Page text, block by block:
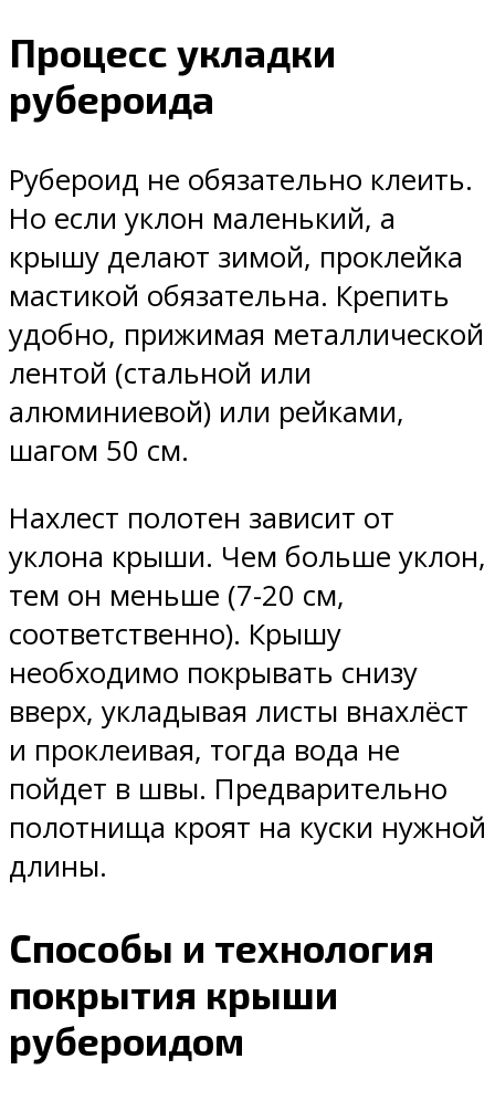
Процесс укладки
рубероида
Рубероид не обязательно клеить.
Но если уклон маленький, а
крышу делают зимой, проклейка
мастикой обязательна. Крепить
удобно, прижимая металлической
лентой (стальной или
алюминиевой) или рейками,
шагом 50 см.
Нахлест полотен зависит от
уклона крыши. Чем больше уклон,
тем он меньше (7-20 см,
соответственно). Крышу
необходимо покрывать снизу
вверх, укладывая листы внахлёст
и проклеивая, тогда вода не
пойдет в швы. Предварительно
полотнища кроят на куски нужной
длины.
Способы и технология
покрытия крыши
рубероидом